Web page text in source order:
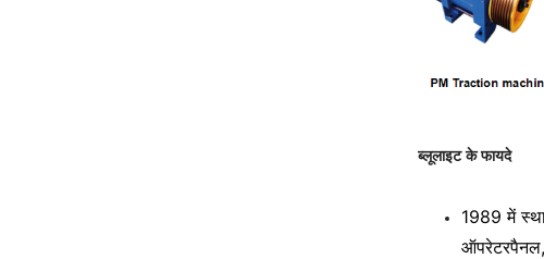
ब्लूलाइट के फायदे
1989 में
ऑपरेटरपैनल